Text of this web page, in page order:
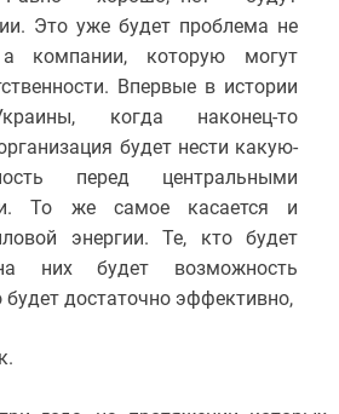
Это уже будет проблема не
компании, которую могут
Впервые в истории
когда наконец-то
будет нести какую-
перед центральными
То же самое касается и
энергии. Те, кто будет
них будет возможность
будет достаточно эффективно,